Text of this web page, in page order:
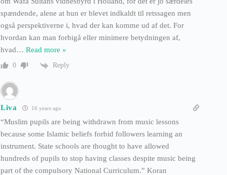
spændende, alene at hun er blevet indkaldt til retssagen men
også perspektiverne i, hvad der kan komme ud af det. For
hvordan kan man forbigå eller minimere betydningen af,
hvad… Read more »
0 Reply
Liva 16 years ago
“Muslim pupils are being withdrawn from music lessons
because some Islamic beliefs forbid followers learning an
instrument. State schools are thought to have allowed
hundreds of pupils to stop having classes despite music being
part of the compulsory National Curriculum.” Koran